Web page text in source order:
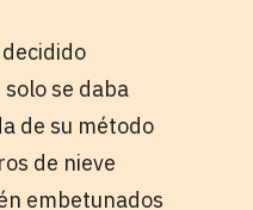
se daba
de su método
de nieve
embetunados